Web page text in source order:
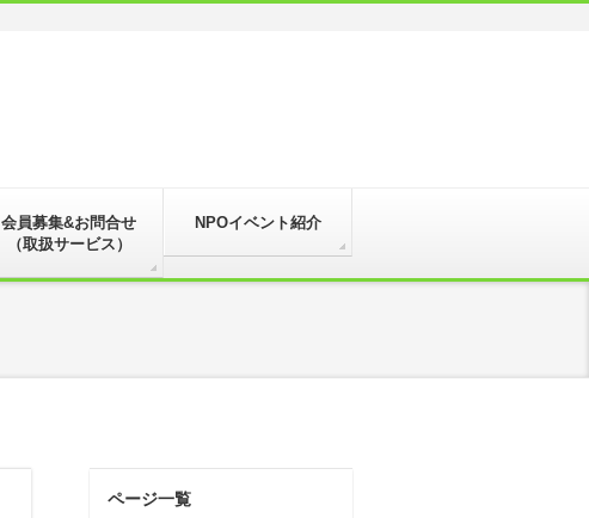
会員募集&お問合せ
（取扱サービス）
NPOイベント紹介
ページ一覧